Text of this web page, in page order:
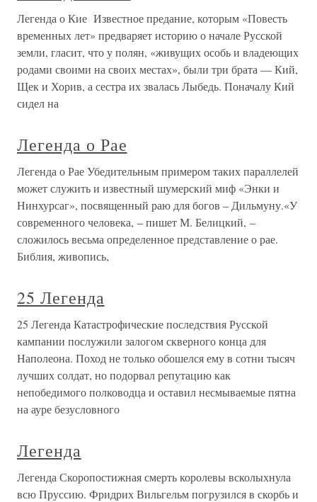
Легенда о Кие Известное предание, которым «Повесть
временных лет» предваряет историю о начале Русской
земли, гласит, что у полян, «живущих особь и владеющих
родами своими на своих местах», были три брата — Кий,
Щек и Хорив, а сестра их звалась Лыбедь. Поначалу Кий
сидел на
Легенда о Рае
Легенда о Рае Убедительным примером таких параллелей
может служить и известный шумерский миф «Энки и
Нинхурсаг», посвященный раю для богов – Дильмуну.«У
современного человека, – пишет М. Белицкий, –
сложилось весьма определенное представление о рае.
Библия, живопись,
25 Легенда
25 Легенда Катастрофические последствия Русской
кампании послужили залогом скверного конца для
Наполеона. Поход не только обошелся ему в сотни тысяч
лучших солдат, но подорвал репутацию как
непобедимого полководца и оставил несмываемые пятна
на ауре безусловного
Легенда
Легенда Скоропостижная смерть королевы всколыхнула
всю Пруссию. Фридрих Вильгельм погрузился в скорбь и